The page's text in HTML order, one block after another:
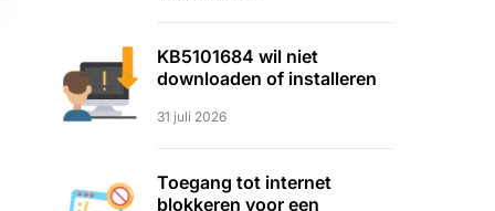
KB5101684 wil niet
downloaden of installeren
31 juli 2026
Toegang tot internet
blokkeren voor een